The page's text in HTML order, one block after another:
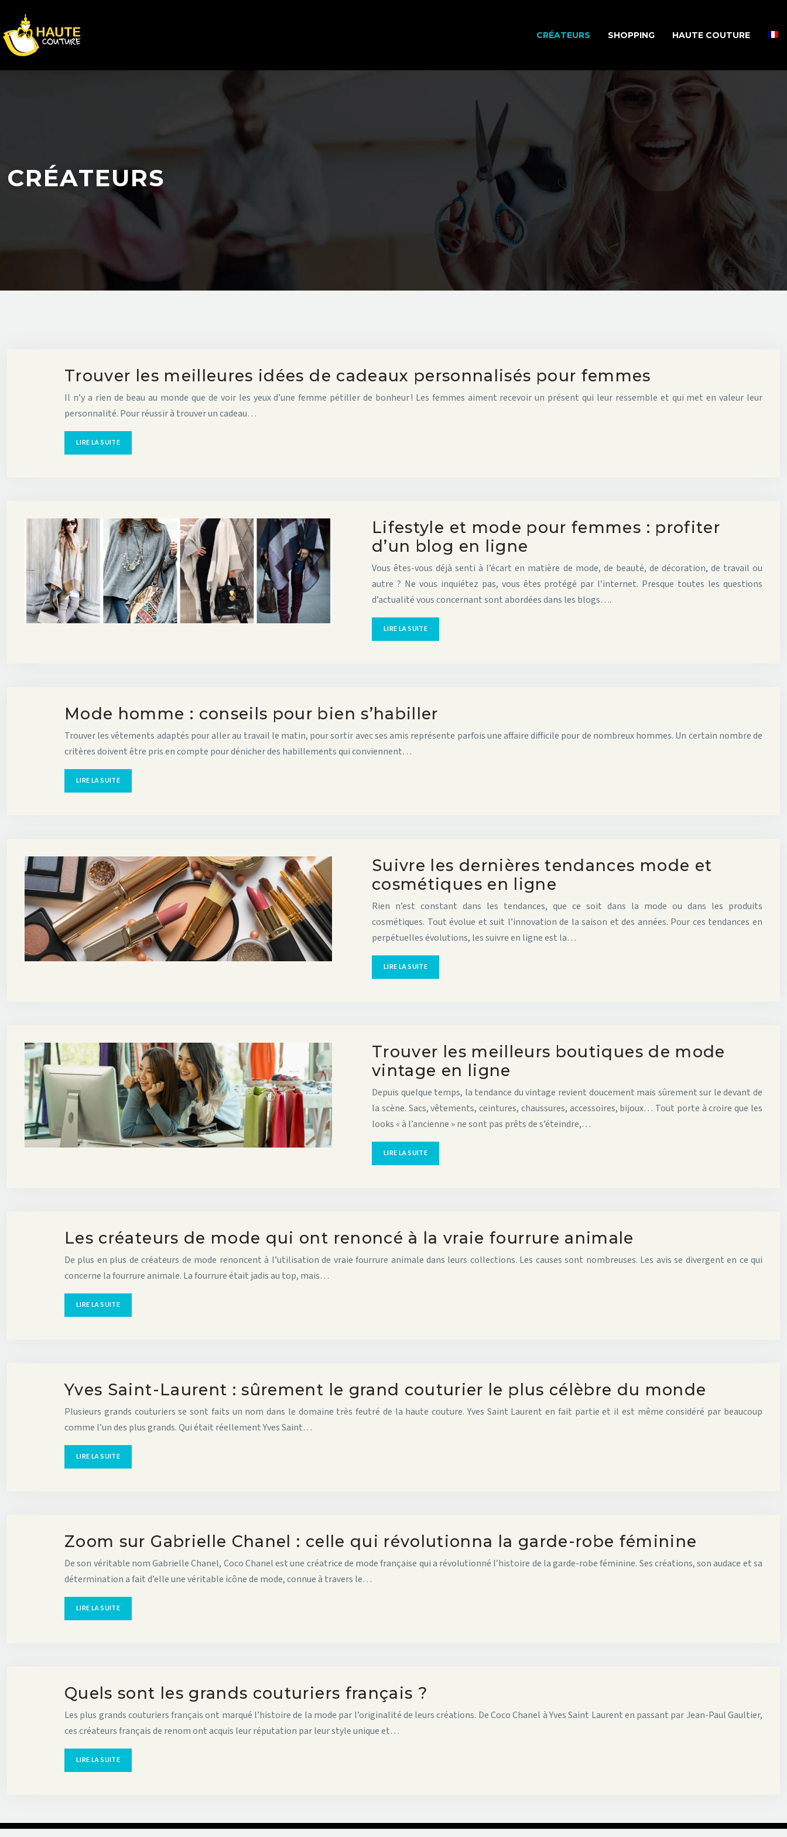
CRÉATEURS SHOPPING HAUTE COUTURE
CRÉATEURS
Trouver les meilleures idées de cadeaux personnalisés pour femmes
Il n’y a rien de beau au monde que de voir les yeux d’une femme pétiller de bonheur ! Les femmes aiment recevoir un présent qui leur ressemble et qui met en valeur leur
personnalité. Pour réussir à trouver un cadeau…
LIRE LA SUITE
Lifestyle et mode pour femmes : profiter
d’un blog en ligne
Vous êtes-vous déjà senti à l’écart en matière de mode, de beauté, de décoration, de travail ou
autre ? Ne vous inquiétez pas, vous êtes protégé par l’internet. Presque toutes les questions
d’actualité vous concernant sont abordées dans les blogs….
LIRE LA SUITE
Mode homme : conseils pour bien s’habiller
Trouver les vêtements adaptés pour aller au travail le matin, pour sortir avec ses amis représente parfois une affaire difficile pour de nombreux hommes. Un certain nombre de
critères doivent être pris en compte pour dénicher des habillements qui conviennent…
LIRE LA SUITE
Suivre les dernières tendances mode et
cosmétiques en ligne
Rien n’est constant dans les tendances, que ce soit dans la mode ou dans les produits
cosmétiques. Tout évolue et suit l’innovation de la saison et des années. Pour ces tendances en
perpétuelles évolutions, les suivre en ligne est la…
LIRE LA SUITE
Trouver les meilleurs boutiques de mode
vintage en ligne
Depuis quelque temps, la tendance du vintage revient doucement mais sûrement sur le devant de
la scène. Sacs, vêtements, ceintures, chaussures, accessoires, bijoux… Tout porte à croire que les
looks « à l’ancienne » ne sont pas prêts de s’éteindre,…
LIRE LA SUITE
Les créateurs de mode qui ont renoncé à la vraie fourrure animale
De plus en plus de créateurs de mode renoncent à l’utilisation de vraie fourrure animale dans leurs collections. Les causes sont nombreuses. Les avis se divergent en ce qui
concerne la fourrure animale. La fourrure était jadis au top, mais…
LIRE LA SUITE
Yves Saint-Laurent : sûrement le grand couturier le plus célèbre du monde
Plusieurs grands couturiers se sont faits un nom dans le domaine très feutré de la haute couture. Yves Saint Laurent en fait partie et il est même considéré par beaucoup
comme l’un des plus grands. Qui était réellement Yves Saint…
LIRE LA SUITE
Zoom sur Gabrielle Chanel : celle qui révolutionna la garde-robe féminine
De son véritable nom Gabrielle Chanel, Coco Chanel est une créatrice de mode française qui a révolutionné l’histoire de la garde-robe féminine. Ses créations, son audace et sa
détermination a fait d’elle une véritable icône de mode, connue à travers le…
LIRE LA SUITE
Quels sont les grands couturiers français ?
Les plus grands couturiers français ont marqué l’histoire de la mode par l’originalité de leurs créations. De Coco Chanel à Yves Saint Laurent en passant par Jean-Paul Gaultier,
ces créateurs français de renom ont acquis leur réputation par leur style unique et…
LIRE LA SUITE